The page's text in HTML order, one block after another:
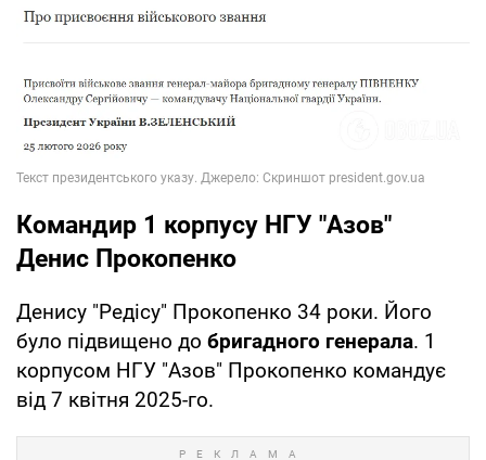
Командир 1 корпусу НГУ "Азов"
Денис Прокопенко
Денису "Редісу" Прокопенко 34 роки. Його
було підвищено до бригадного генерала. 1
корпусом НГУ "Азов" Прокопенко командує
від 7 квітня 2025-го.